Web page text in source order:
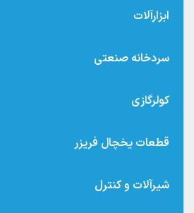
ابزارآلات
سردخانه صنعتی
کولرگازی
قطعات یخچال فریزر
شیرآلات و کنترل